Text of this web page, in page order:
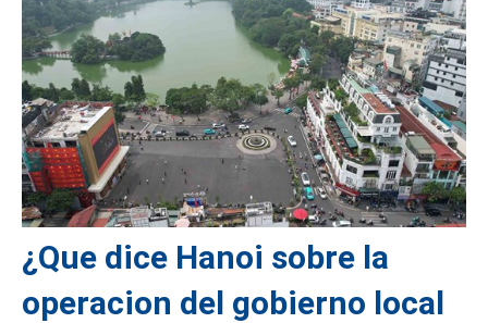
¿Que dice Hanoi sobre la
operacion del gobierno local